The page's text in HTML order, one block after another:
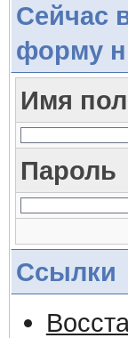
Сейчас
форму
Имя
Пароль
Ссылки